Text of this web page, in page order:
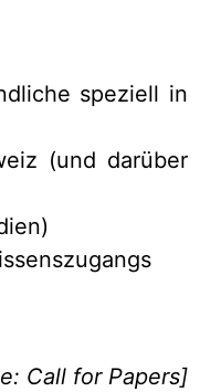
speziell in
(und darüber
Call for Papers]